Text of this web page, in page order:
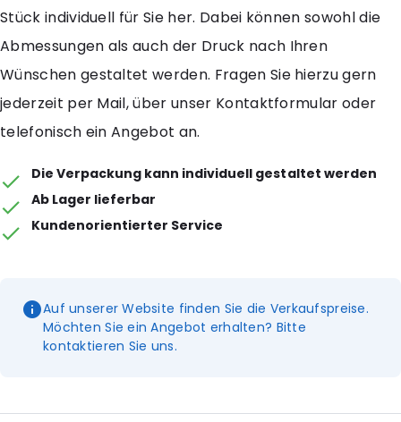
Stück individuell für Sie her. Dabei können sowohl die
Abmessungen als auch der Druck nach Ihren
Wünschen gestaltet werden. Fragen Sie hierzu gern
jederzeit per Mail, über unser Kontaktformular oder
telefonisch ein Angebot an.
Die Verpackung kann individuell gestaltet werden
Ab Lager lieferbar
Kundenorientierter Service
Auf unserer Website finden Sie die Verkaufspreise.
Möchten Sie ein Angebot erhalten? Bitte
kontaktieren Sie uns.